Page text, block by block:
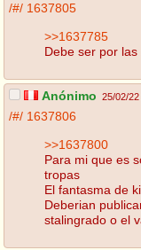
/#/ 1637805
>>1637785
Debe ser por
Anónimo 25/02/
/#/ 1637806
>>1637800
Para mi que es
tropas
El fantasma de
Deberian
stalingrado o el